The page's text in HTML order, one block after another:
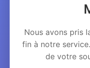
Nous avons pris
fin à notre
de votre